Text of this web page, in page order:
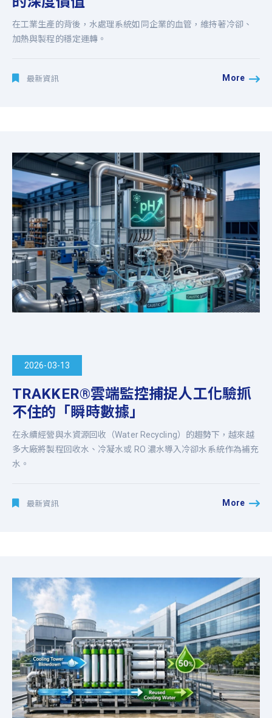
在工業生產的背後，水處理系統如同企業的血管，維持著冷卻、
加熱與製程的穩定運轉。
最新資訊 More
2026-03-13
TRAKKER®雲端監控捕捉人工化驗抓
不住的「瞬時數據」
在永續經營與水資源回收（Water Recycling）的趨勢下，越來越
多大廠將製程回收水、冷凝水或 RO 濃水導入冷卻水系統作為補充
水。
最新資訊 More